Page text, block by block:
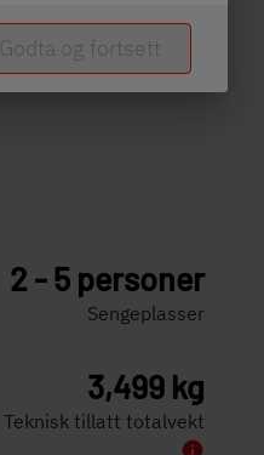
2 - 5 personer
Sengeplasser
3,499 kg
Teknisk tillatt totalvekt
Godta og fortsett